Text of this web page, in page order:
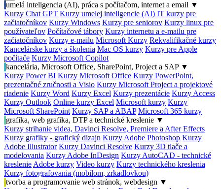
umelá inteligencia (AI), práca s počítačom, internet a email ▼
Kurzy Chat GPT Kurzy umelej inteligencie (AI) IT kurzy pre
začiatočníkov Kurzy Windows Kurzy pre seniorov Kurzy linux pre
používateľov Počítačové tábory Kurzy internetu a e-mailu pre
začiatočníkov Kurzy e-mailu Microsoft Kurzy Rekvalifikačné kurzy
Kancelárske kurzy a školenia Mac OS kurzy Kurzy pre Apple
počítače Kurzy Microsoft Copilot
kancelária, Microsoft Office, SharePoint, Project a SAP ▼
Kurzy Power BI Kurzy Microsoft Office Kurzy PowerPoint,
prezentačné zručnosti a Visio Kurzy Microsoft Project a projektové
riadenie Kurzy Word Kurzy Excel Kurzy prezentácie Kurzy Access
Kurzy Outlook Online kurzy Excel Microsoft kurzy Kurzy
Microsoft SharePoint Kurzy SAP a ABAP Microsoft 365 kurzy
grafika, web grafika, DTP a technické kreslenie ▼
Kurzy strihanie videa, Davinci Resolve, Premiere a After Effects
Kurzy grafiky - grafický dizajn Kurzy Adobe Photoshop Kurzy
Adobe Illustrator Kurzy Davinci Resolve Kurzy 3D tlače a
modelovania Kurzy Adobe InDesign Kurzy AutoCAD - technické
kreslenie Adobe kurzy Video kurzy Kurzy technického kreslenia
Kurzy fotografovania (mobilom, zrkadlovkou)
tvorba a programovanie web stránok, webdesign ▼